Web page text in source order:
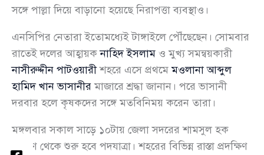
সঙ্গে পাল্লা দিয়ে বাড়ানো হয়েছে নিরাপত্তা ব্যবস্থাও।
এনসিপির নেতারা ইতোমধ্যেই টাঙ্গাইলে পৌঁছেছেন। সোমবার
রাতেই দলের আহ্বায়কনাহিদ ইসলাম ও মুখ্য সমন্বয়কারী
নাসীরুদ্দীন পাটওয়ারীশহরে এসে প্রথমেমওলানা আব্দুল
হামিদ খান ভাসানীরমাজারে শ্রদ্ধা জানান। পরে ভাসানী
দরবার হলে কৃষকদের সঙ্গে মতবিনিময় করেন তারা।
মঙ্গলবার সকাল সাড়ে ১০টায় জেলা সদরের শামসুল হক
তোরণ থেকে শুরু হবে পদযাত্রা। শহরের বিভিন্ন রাস্তা প্রদক্ষিণ